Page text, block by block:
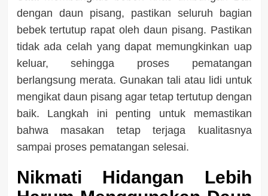
dengan daun pisang, pastikan seluruh bagian
bebek tertutup rapat oleh daun pisang. Pastikan
tidak ada celah yang dapat memungkinkan uap
keluar, sehingga proses pematangan
berlangsung merata. Gunakan tali atau lidi untuk
mengikat daun pisang agar tetap tertutup dengan
baik. Langkah ini penting untuk memastikan
bahwa masakan tetap terjaga kualitasnya
sampai proses pematangan selesai.
Nikmati Hidangan Lebih